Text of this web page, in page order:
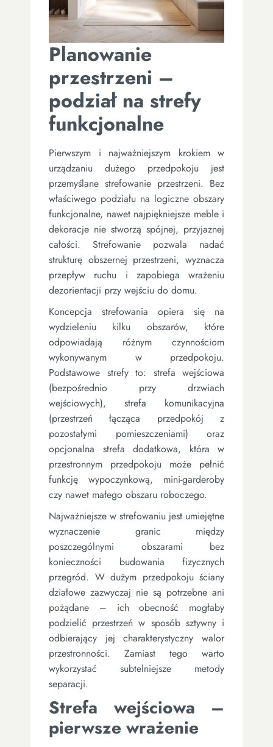
Planowanie
przestrzeni –
podział na strefy
funkcjonalne
Pierwszym i najważniejszym krokiem w
urządzaniu dużego przedpokoju jest
przemyślane strefowanie przestrzeni. Bez
właściwego podziału na logiczne obszary
funkcjonalne, nawet najpiękniejsze meble i
dekoracje nie stworzą spójnej, przyjaznej
całości. Strefowanie pozwala nadać
strukturę obszernej przestrzeni, wyznacza
przepływ ruchu i zapobiega wrażeniu
dezorientacji przy wejściu do domu.
Koncepcja strefowania opiera się na
wydzieleniu kilku obszarów, które
odpowiadają różnym czynnościom
wykonywanym w przedpokoju.
Podstawowe strefy to: strefa wejściowa
(bezpośrednio przy drzwiach
wejściowych), strefa komunikacyjna
(przestrzeń łącząca przedpokój z
pozostałymi pomieszczeniami) oraz
opcjonalna strefa dodatkowa, która w
przestronnym przedpokoju może pełnić
funkcję wypoczynkową, mini-garderoby
czy nawet małego obszaru roboczego.
Najważniejsze w strefowaniu jest umiejętne
wyznaczenie granic między
poszczególnymi obszarami bez
konieczności budowania fizycznych
przegród. W dużym przedpokoju ściany
działowe zazwyczaj nie są potrzebne ani
pożądane – ich obecność mogłaby
podzielić przestrzeń w sposób sztywny i
odbierający jej charakterystyczny walor
przestronności. Zamiast tego warto
wykorzystać subtelniejsze metody
separacji.
Strefa wejściowa –
pierwsze wrażenie